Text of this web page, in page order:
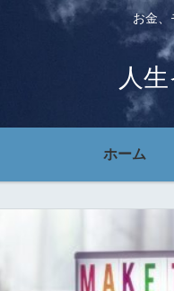
お金、
人
ホーム